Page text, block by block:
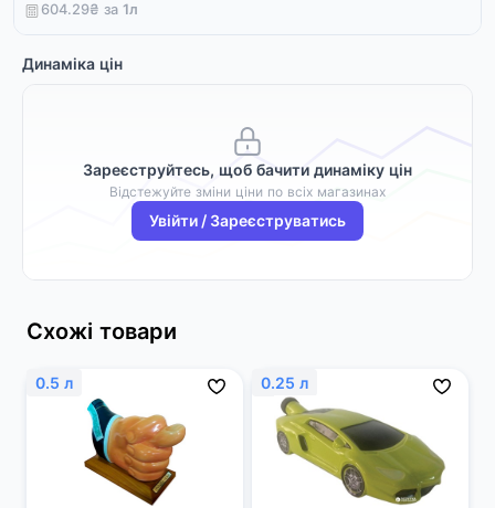
604.29₴ за 1л
Динаміка цін
Зареєструйтесь, щоб бачити динаміку цін
Відстежуйте зміни ціни по всіх магазинах
Увійти / Зареєструватись
Схожі товари
0.5 л 0.25 л